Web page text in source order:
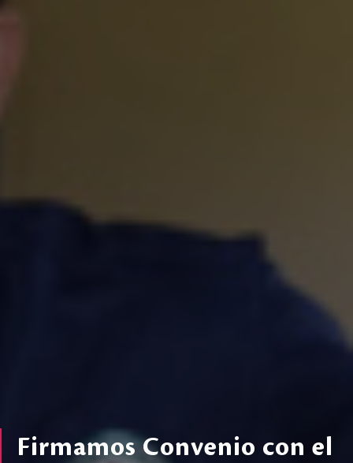
Firmamos Convenio con el